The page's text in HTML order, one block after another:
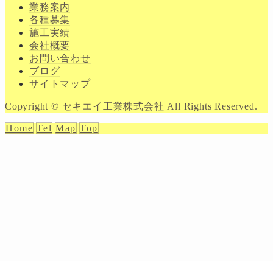
業務案内
各種募集
施工実績
会社概要
お問い合わせ
ブログ
サイトマップ
Copyright © セキエイ工業株式会社 All Rights Reserved.
Home Tel Map Top